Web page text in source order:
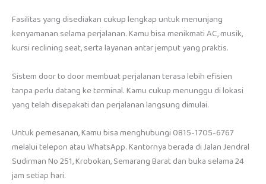
Fasilitas yang disediakan cukup lengkap untuk menunjang
kenyamanan selama perjalanan. Kamu bisa menikmati AC, musik,
kursi reclining seat, serta layanan antar jemput yang praktis.
Sistem door to door membuat perjalanan terasa lebih efisien
tanpa perlu datang ke terminal. Kamu cukup menunggu di lokasi
yang telah disepakati dan perjalanan langsung dimulai.
Untuk pemesanan, Kamu bisa menghubungi 0815-1705-6767
melalui telepon atau WhatsApp. Kantornya berada di Jalan Jendral
Sudirman No 251, Krobokan, Semarang Barat dan buka selama 24
jam setiap hari.